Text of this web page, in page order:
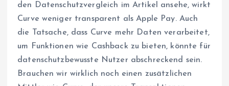
den Datenschutzvergleich im Artikel ansehe, wirkt
Curve weniger transparent als Apple Pay. Auch
die Tatsache, dass Curve mehr Daten verarbeitet,
um Funktionen wie Cashback zu bieten, könnte für
datenschutzbewusste Nutzer abschreckend sein.
Brauchen wir wirklich noch einen zusätzlichen